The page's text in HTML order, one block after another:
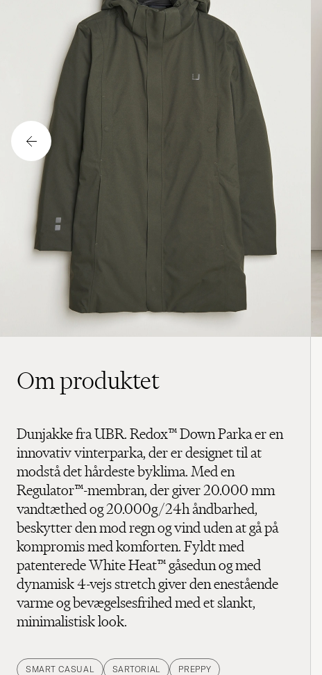
Om produktet
Dunjakke fra UBR. Redox™ Down Parka er en
innovativ vinterparka, der er designet til at
modstå det hårdeste byklima. Med en
Regulator™-membran, der giver 20.000 mm
vandtæthed og 20.000g/24h åndbarhed,
beskytter den mod regn og vind uden at gå på
kompromis med komforten. Fyldt med
patenterede White Heat™ gåsedun og med
dynamisk 4-vejs stretch giver den enestående
varme og bevægelsesfrihed med et slankt,
minimalistisk look.
SMART CASUAL SARTORIAL PREPPY